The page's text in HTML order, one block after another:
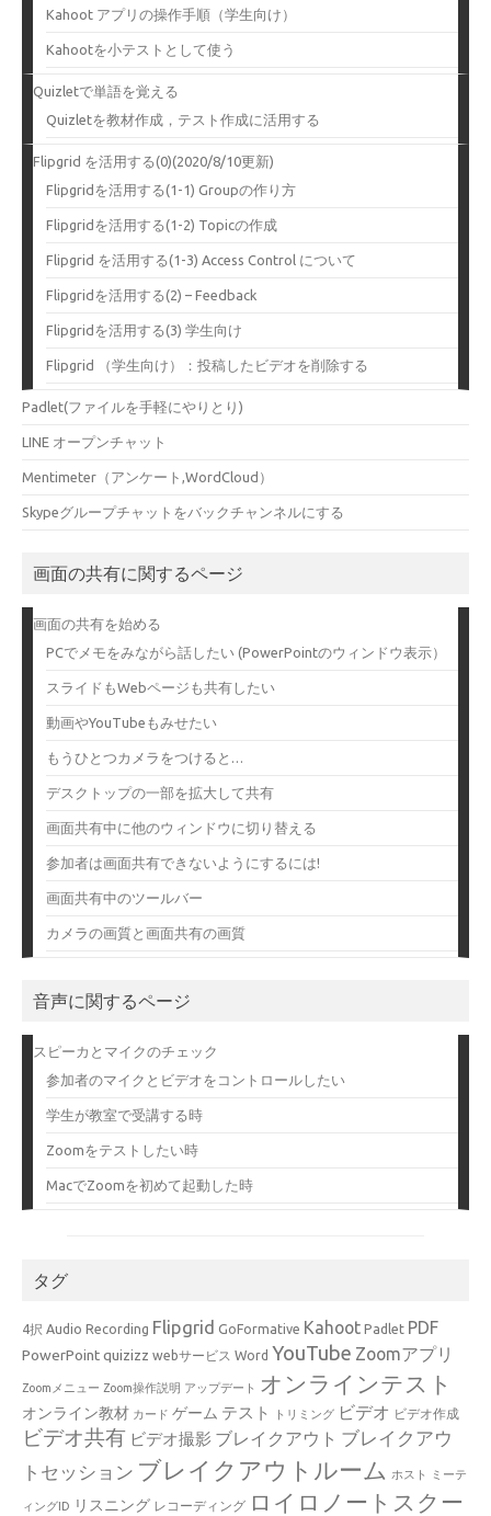
Kahoot アプリの操作手順（学生向け）
Kahootを小テストとして使う
Quizletで単語を覚える
Quizletを教材作成，テスト作成に活用する
Flipgrid を活用する(0)(2020/8/10更新)
Flipgridを活用する(1-1) Groupの作り方
Flipgridを活用する(1-2) Topicの作成
Flipgrid を活用する(1-3) Access Control について
Flipgridを活用する(2) – Feedback
Flipgridを活用する(3) 学生向け
Flipgrid （学生向け）：投稿したビデオを削除する
Padlet(ファイルを手軽にやりとり)
LINE オープンチャット
Mentimeter（アンケート,WordCloud）
Skypeグループチャットをバックチャンネルにする
画面の共有に関するページ
画面の共有を始める
PCでメモをみながら話したい (PowerPointのウィンドウ表示）
スライドもWebページも共有したい
動画やYouTubeもみせたい
もうひとつカメラをつけると…
デスクトップの一部を拡大して共有
画面共有中に他のウィンドウに切り替える
参加者は画面共有できないようにするには!
画面共有中のツールバー
カメラの画質と画面共有の画質
音声に関するページ
スピーカとマイクのチェック
参加者のマイクとビデオをコントロールしたい
学生が教室で受講する時
Zoomをテストしたい時
MacでZoomを初めて起動した時
タグ
4択 Audio Recording Flipgrid GoFormative Kahoot Padlet PDF
PowerPointquizizz webサービス Word YouTube Zoomアプリ
Zoomメニュー Zoom操作説明 アップデート オンラインテスト
オンライン教材 カード ゲーム テスト トリミング ビデオ ビデオ作成
ビデオ共有 ビデオ撮影 ブレイクアウト ブレイクアウ
トセッション ブレイクアウトルーム ホスト ミーテ
ィングID リスニング レコーディング ロイロノートスクー